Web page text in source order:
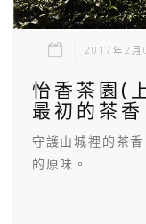
2017年2月
怡香茶園(
最初的茶香
守護山城裡的茶
的原味。